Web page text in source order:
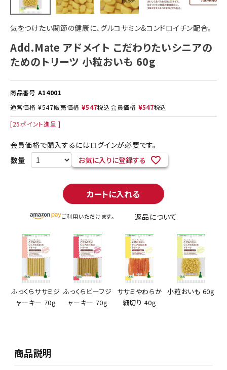
気をつけたい関節の健康に、グルコサミン&コンドロイチン配合。
Add.Mate アドメイト こだわりたいシニアの
ためのトリーツ 小粒おいも 60g
商品番号 A14001
通常価格 ¥547販売価格 ¥547税込会員価格 ¥547税込
[25ポイント進呈 ]
会員価格で購入するにはログインが必要です。
お気に入りに登録する
カートに入れる
ご利用いただけます。 返品について
ふっくらササミジ
ャーキー 70g
ふっくらビーフジ
ャーキー 70g
ササミやわらか
細切り 40g
小粒おいも 60g
商品説明